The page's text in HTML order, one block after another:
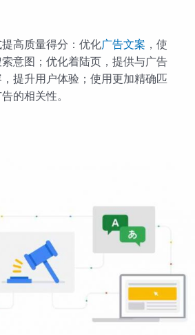
高质量得分：优化广告文案 ，使
意图；优化着陆页，提供与广告
提升用户体验；使用更加精确匹
的相关性。